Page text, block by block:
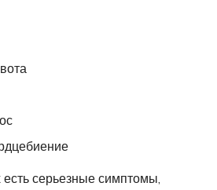
серьезные симптомы,